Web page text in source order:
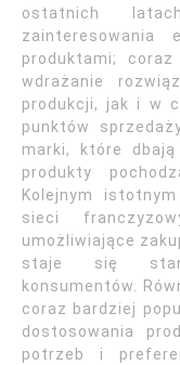
ostatnich
zainteresowania
produktami;
wdrażanie
produkcji, jak i w
punktów
marki, które
produkty
Kolejnym
sieci
umożliwiające
staje się
konsumentów.
coraz bardziej
dostosowania
potrzeb i